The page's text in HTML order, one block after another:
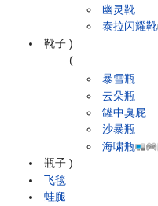
靴子
幽灵靴
泰拉闪耀靴
)
瓶子
(
暴雪瓶
云朵瓶
罐中臭屁
沙暴瓶
海啸瓶
)
飞毯
蛙腿